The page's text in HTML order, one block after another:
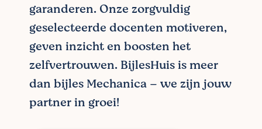
garanderen. Onze zorgvuldig
geselecteerde docenten motiveren,
geven inzicht en boosten het
zelfvertrouwen. BijlesHuis is meer
dan bijles Mechanica – we zijn jouw
partner in groei!